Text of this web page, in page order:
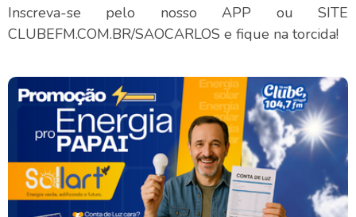
Inscreva-se pelo nosso APP ou SITE
CLUBEFM.COM.BR/SAOCARLOS e fique na torcida!